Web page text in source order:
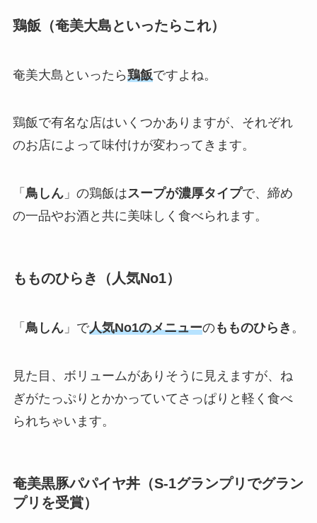
鶏飯（奄美大島といったらこれ）
奄美大島といったら鶏飯ですよね。
鶏飯で有名な店はいくつかありますが、それぞれ
のお店によって味付けが変わってきます。
「 鳥しん」の鶏飯はスープが濃厚タイプで、締め
の一品やお酒と共に美味しく食べられます。
もものひらき（人気No1）
「 鳥しん」で人気No1のメニューのもものひらき 。
見た目、ボリュームがありそうに見えますが、ね
ぎがたっぷりとかかっていてさっぱりと軽く食べ
られちゃいます。
奄美黒豚パパイヤ丼（S-1グランプリでグラン
プリを受賞）